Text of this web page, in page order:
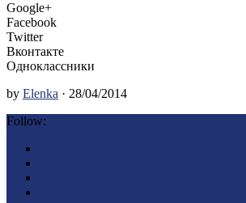
Google+
Facebook
Twitter
Вконтакте
Одноклассники
by Elenka · 28/04/2014
Follow: